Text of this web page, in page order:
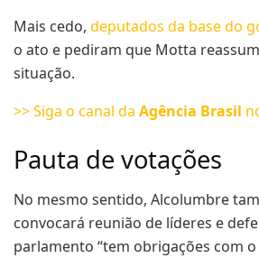
Mais cedo, deputados da base do
o ato e pediram que Motta
situação.
>> Siga o canal da Agência Brasil
Pauta de votações
No mesmo sentido, Alcolumbre
convocará reunião de líderes e
parlamento “tem obrigações com